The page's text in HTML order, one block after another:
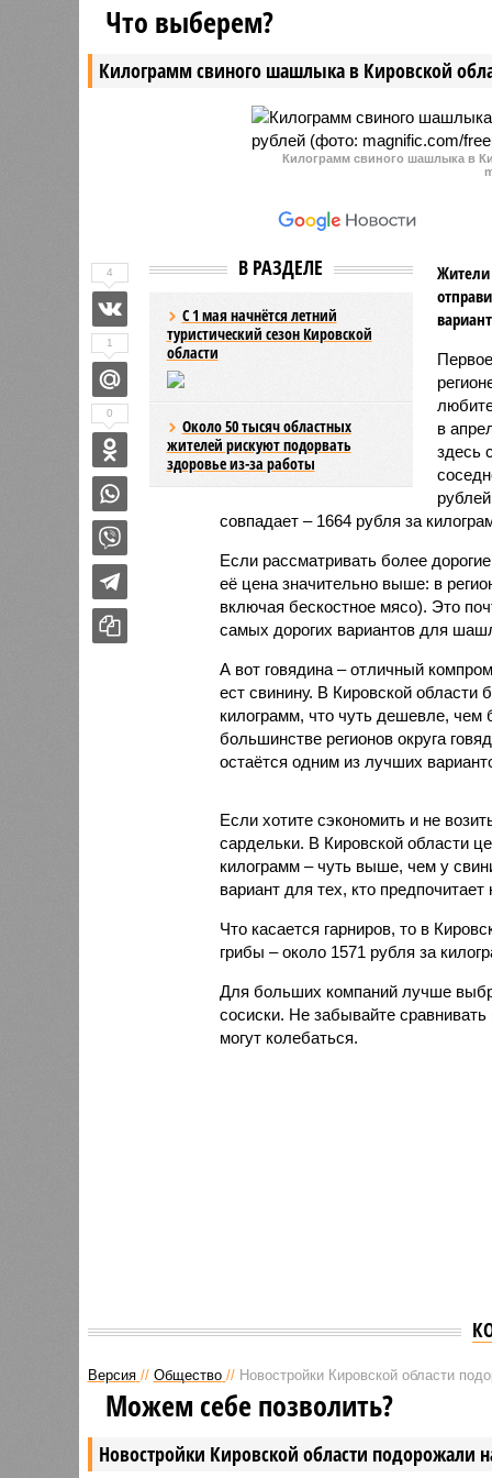
ремонт и его последствия. В
региональном Фонде капремонта
на их претензии не отвечают.
слово не
Килограмм свиного шашлыка в Кировской
Что выберем?
Килограмм свиного шашлыка в
В РАЗДЕЛЕ
С 1 мая начнётся летний
туристический сезон Кировской
области
Около 50 тысяч областных
жителей рискуют подорвать
здоровье из-за работы
Жители
в
здесь
совпадает – 1664 рубля за
Если рассматривать более
её цена значительно выше: в
включая бескостное мясо). Это
самых дорогих вариантов для
А вот говядина – отличный
ест свинину. В Кировской области
килограмм, что чуть дешевле, чем
большинстве регионов округа
остаётся одним из лучших
Если хотите сэкономить и не
сардельки. В Кировской области
килограмм – чуть выше, чем у
вариант для тех, кто предпочитает
Что касается гарниров, то в
грибы – около 1571 рубля за
Для больших компаний лучше
сосиски. Не забывайте
могут колебаться.
4
1
0
Версия // Общество // Новостройки Кировской области
Новостройки Кировской области подорожали
Можем себе позволить?